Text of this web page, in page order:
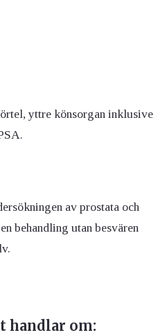
yttre könsorgan inklusive
av prostata och
behandling utan besvären
handlar om: